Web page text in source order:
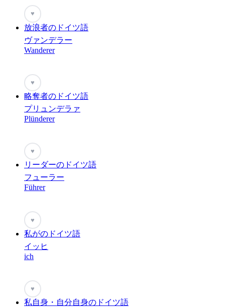
♥
放浪者のドイツ語
ヴァンデラー
Wanderer
♥
略奪者のドイツ語
プリュンデラァ
Plünderer
♥
リーダーのドイツ語
フューラー
Führer
♥
私がのドイツ語
イッヒ
ich
♥
私自身・自分自身のドイツ語